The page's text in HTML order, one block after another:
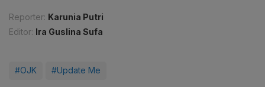
Reporter: Karunia Putri
Editor: Ira Guslina Sufa
#OJK #Update Me